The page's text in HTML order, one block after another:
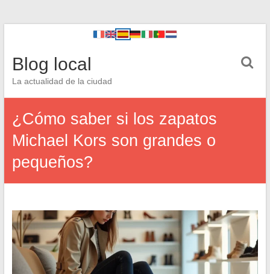
Blog local
La actualidad de la ciudad
¿Cómo saber si los zapatos
Michael Kors son grandes o
pequeños?